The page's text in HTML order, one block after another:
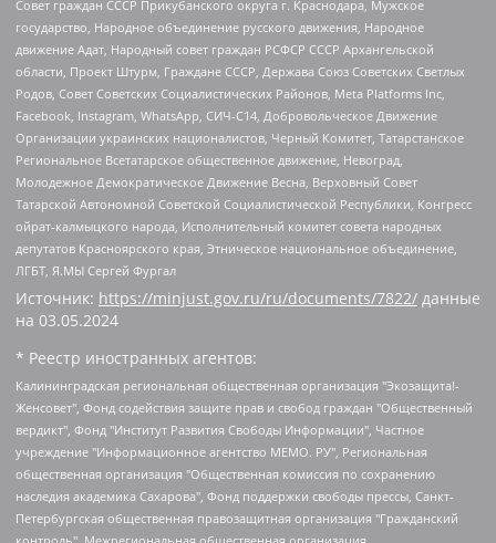
Совет граждан СССР Прикубанского округа г. Краснодара, Мужское
государство, Народное объединение русского движения, Народное
движение Адат, Народный совет граждан РСФСР СССР Архангельской
области, Проект Штурм, Граждане СССР, Держава Союз Советских Светлых
Родов, Совет Советских Социалистических Районов, Meta Platforms Inc,
Facebook, Instagram, WhatsApp, СИЧ-С14, Добровольческое Движение
Организации украинских националистов, Черный Комитет, Татарстанское
Региональное Всетатарское общественное движение, Невоград,
Молодежное Демократическое Движение Весна, Верховный Совет
Татарской Автономной Советской Социалистической Республики, Конгресс
ойрат-калмыцкого народа, Исполнительный комитет совета народных
депутатов Красноярского края, Этническое национальное объединение,
ЛГБТ, Я.МЫ Сергей Фургал
Источник: https://minjust.gov.ru/ru/documents/7822/ данные
на 03.05.2024
* Реестр иностранных агентов:
Калининградская региональная общественная организация "Экозащита!-Женсовет", Фонд содействия защите прав и свобод граждан "Общественный вердикт", Фонд "Институт Развития Свободы Информации", Частное учреждение "Информационное агентство МЕМО. РУ", Региональная общественная организация "Общественная комиссия по сохранению наследия академика Сахарова", Фонд поддержки свободы прессы, Санкт-Петербургская общественная правозащитная организация "Гражданский контроль", Межрегиональная общественная организация "Информационно-просветительский центр "Мемориал", Региональный Фонд "Центр Защиты Прав Средств Массовой Информации", с 05.12.2023 Фонд "Центр Защиты Прав Средств массовой информации", Региональная общественная благотворительная организация помощи беженцам и мигрантам "Гражданское содействие", Негосударственное образовательное учреждение дополнительного профессионального образования (повышение квалификации) специалистов "АКАДЕМИЯ ПО ПРАВАМ ЧЕЛОВЕКА", Свердловская региональная общественная организация "Сутяжник", Автономная некоммерческая организация "Центр независимых социологических исследований", Союз общественных объединений "Российский исследовательский центр по правам человека", Региональное общественное учреждение научно-информационный центр "МЕМОРИАЛ", Некоммерческая организация "Фонд защиты гласности", Автономная некоммерческая организация "Институт прав человека", Городская общественная организация "Екатеринбургское общество "МЕМОРИАЛ", Городская общественная организация "Рязанское историко-просветительское и правозащитное общество "Мемориал" (Рязанский Мемориал), Челябинский региональный орган общественной самодеятельности – женское общественное объединение "Женщины Евразии", Челябинский региональный орган общественной самодеятельности "Уральская правозащитная группа", Фонд содействия защите здоровья и социальной справедливости имени Андрея Рылькова, Автономная Некоммерческая Организация "Аналитический Центр Юрия Левады", Автономная некоммерческая организация социальной поддержки населения "Проект Апрель", Региональная общественная организация помощи женщинам и детям, находящимся в кризисной ситуации "Информационно-методический центр "Анна", Фонд содействия развитию массовых коммуникаций и правовому просвещению "Так-так-Так", Фонд содействия устойчивому развитию "Серебряная тайга", Свердловский региональный общественный фонд социальных проектов "Новое время", "Idel.Реалии", Кавказ.Реалии, Крым.Реалии, Телеканал Настоящее Время, Татаро-башкирская служба Радио Свобода (Azatliq Radiosi), Радио Свободная Европа/Радио Свобода (PCE/PC), "Сибирь.Реалии", "Фактограф", Благотворительный фонд помощи осужденным и их семьям, Автономная некоммерческая организация "Институт глобализации и социальных движений", Фонд "В защиту прав заключенных", Частное учреждение "Центр поддержки и содействия развитию средств массовой информации", Пензенский региональный общественный благотворительный фонд "Гражданский союз", "Север.Реалии", Некоммерческая организация Фонд "Правовая инициатива", Общество с ограниченной ответственностью "Радио Свободная Европа/Радио Свобода", Чешское информационное агентство "MEDIUM-ORIENT", Красноярская региональная общественная организация "Мы против СПИДа", Камалягин Денис Николаевич, Маркелов Сергей Евгеньевич, Пономарев Лев Александрович, Савицкая Людмила Алексеевна, Автономная некоммерческая организация "Центр по работе с проблемой насилия "НАСИЛИЮ.НЕТ", Межрегиональный профессиональный союз работников здравоохранения "Альянс врачей", Юридическое лицо, зарегистрированное в Латвийской Республике, SIA "Medusa Project" (регистрационный номер 40103797863, дата регистрации 10.06.2014), Некоммерческая организация "Фонд по борьбе с коррупцией", Автономная некоммерческая организация "Институт права и публичной политики", Баданин Роман Сергеевич, Гликин Максим Александрович, Железнова Мария Михайловна, Лукьянова Юлия Сергеевна, Маетная Елизавета Витальевна, Маняхин Петр Борисович, Чуракова Ольга Владимировна, Ярош Юлия Петровна, Юридическое лицо "The Insider SIA", зарегистрированное в Риге, Латвийская Республика (дата регистрации 26.06.2015), являющееся администратором доменного имени интернет-издания "The Insider SIA", https://theins.ru, Постернак Алексей Евгеньевич, Рубин Михаил Аркадьевич, Анин Роман Александрович, Юридическое лицо Istories fonds, зарегистрированное в Латвийской Республике (регистрационный номер 50008295751, дата регистрации 24.02.2020), Великовский Дмитрий Александрович, Долинина Ирина Николаевна, Мароховская Алеся Алексеевна, Шлейнов Роман Юрьевич, Шмагун Олеся Валентиновна, Общество с ограниченной ответственностью "Альтаир 2021", Общество с ограниченной ответственностью "Вега 2021", Общество с ограниченной ответственностью "Главный редактор 2021", Общество с ограниченной ответственностью "Ромашки монолит", Важенков Артем Валерьевич, Ивановская областная общественная организация "Центр гендерных исследований", Гурман Юрий Альбертович, Медиапроект "ОВД-Инфо", Егоров Владимир Владимирович, Жилинский Владимир Александрович, Общество с ограниченной ответственностью "ЗП", Иванова София Юрьевна, Карезина Инна Павловна, Кильтау Екатерина Викторовна, Петров Алексей Викторович, Пискунов Сергей Евгеньевич, Смирнов Сергей Сергеевич, Тихонов Михаил Сергеевич, Общество с ограниченной ответственностью "ЖУРНАЛИСТ-ИНОСТРАННЫЙ АГЕНТ", Арапова Галина Юрьевна, Вольтская Татьяна Анатольевна, Американская компания "Mason G.E.S. Anonymous Foundation" (США), являющаяся владельцем интернет-издания https://mnews.world/, Компания "Stichting Bellingcat", зарегистрированная в Нидерландах (дата регистрации 11.07.2018), Захаров Андрей Вячеславович, Клепиковская Екатерина Дмитриевна, Общество с ограниченной ответственностью "МЕМО", Перл Роман Александрович, Симонов Евгений Алексеевич, Соловьева Елена Анатольевна, Сотников Даниил Владимирович, Сурначева Елизавета Дмитриевна, Автономная некоммерческая организация по защите прав человека и информированию населения "Якутия – Наше Мнение", Общество с ограниченной ответственностью "Москоу диджитал медиа", с 26.01.2023 Общество с ограниченной ответственностью "Чайка Белые сады", Ветошкина Валерия Валерьевна, Заговора Максим Александрович, Межрегиональное общественное движение "Российская ЛГБТ - сеть", Оленичев Максим Владимирович, Павлов Иван Юрьевич, Скворцова Елена Сергеевна, Общество с ограниченной ответственностью "Как бы инагент", Кочетков Игорь Викторович, Общество с ограниченной ответственностью "Честные выборы", Еланчик Олег Александрович, Общество с ограниченной ответственностью "Нобелевский призыв", Гималова Регина Эмилевна, Григорьев Андрей Валерьевич, Григорьева Алина Александровна, Ассоциация по содействию защите прав призывников, альтернативнослужащих и военнослужащих "Правозащитная группа "Гражданин.Армия.Право", Хисамова Регина Фаритовна, Автономная некоммерческая организация по реализации социально-правовых программ "Лилит", Дальневосточное общественное движение "Маяк", Санкт-Петербургская ЛГБТ-инициативная группа "Выход", Инициативная группа ЛГБТ+ "Реверс", Алексеев Андрей Викторович, Бекбулатова Таисия Львовна, Беляев Иван Михайлович, Владыкина Елена Сергеевна, Гельман Марат Александрович, Никульшина Вероника Юрьевна, Толоконникова Надежда Андреевна, Шендерович Виктор Анатольевич, Общество с ограниченной ответственностью "Данное сообщение", Общество с ограниченной ответственностью Издательский дом "Новая глава", Айнбиндер Александра Александровна, Московский комьюнити-центр для ЛГБТ+инициатив, Благотворительный фонд развития филантропии, Deutsche Welle (Германия, Kurt-Schumacher-Strasse 3, 53113 Bonn), Борзунова Мария Михайловна, Воробьев Виктор Викторович, Голубева Анна Львовна, Константинова Алла Михайловна, Малкова Ирина Владимировна, Мурадов Мурад Абдулгалимович, Осетинская Елизавета Николаевна, Понасенков Евгений Николаевич, Ганапольский Матвей Юрьевич, Киселев Евгений Алексеевич, Борухович Ирина Григорьевна, Дремин Иван Тимофеевич, Дубровский Дмитрий Викторович, Красноярская региональная общественная организация поддержки и развития альтернативных образовательных технологий и межкультурных коммуникаций "ИНТЕРРА", Маяковская Екатерина Алексеевна, Фейгин Марк Захарович, Филимонов Андрей Викторович, Дзугкоева Регина Николаевна, Доброхотов Роман Александрович, Дудь Юрий Александрович, Елкин Сергей Владимирович, Кругликов Кирилл Игоревич, Сабунаева Мария Леонидовна, Семенов Алексей Владимирович, Шаинян Карен Багратович, Шульман Екатерина Михайловна, Асафьев Артур Валерьевич, Вахштайн Виктор Семенович, Венедиктов Алексей Алексеевич, Лушникова Екатерина Евгеньевна, Волков Леонид Михайлович, Невзоров Александр Глебович, Пархоменко Сергей Борисович, Сироткин Ярослав Николаевич, Кара-Мурза Владимир Владимирович, Баранова Наталья Владимировна, Гозман Леонид Яковлевич, Кагарлицкий Борис Юльевич, Климарев Михаил Валерьевич, Милов Владимир Станиславович, Автономная некоммерческая организация Краснодарский центр современного искусства "Типография", Моргенштерн Алишер Тагирович, Соболь Любовь Эдуардовна, Общество с ограниченной ответственностью "ЛИЗА НОРМ", Каспаров Гарри Кимович, Ходорковский Михаил Борисович, Общество с ограниченной ответственностью "Апрельские тезисы", Данилович Ирина Брониславовна, Кашин Олег Владимирович, Петров Николай Владимирович, Пивоваров Алексей Владимирович, Соколов Михаил Владимирович, Цветкова Юлия Владимировна, Чичваркин Евгений Александрович, Комитет против пыток/Команда против пыток, Общество с ограниченной ответственностью "Первый научный", Общество с ограниченной ответственностью "Вертолет и ко", Белоцерковская Вероника Борисовна, Кац Максим Евгеньевич, Лазарева Татьяна Юрьевна, Шаведдинов Руслан Табризович, Яшин Илья Валерьевич, Общество с ограниченной ответственностью "Иноагент ААВ", Алешковский Дмитрий Петрович, Альбац Евгения Марковна, Быков Дмитрий Львович, Галямина Юлия Евгеньевна, Лойко Сергей Леонидович, Мартынов Кирилл Константинович, Медведев Сергей Александрович, Крашенинников Федор Геннадиевич, Гордеева Катерина Вл